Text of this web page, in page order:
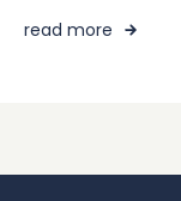
read more